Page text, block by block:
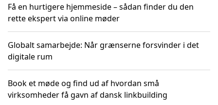
Få en hurtigere hjemmeside – sådan finder du den
rette ekspert via online møder
Globalt samarbejde: Når grænserne forsvinder i det
digitale rum
Book et møde og find ud af hvordan små
virksomheder få gavn af dansk linkbuilding